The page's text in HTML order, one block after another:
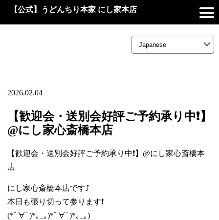
【公式】うどんちり本家 にし家本店
2026.02.04
【歓迎会・送別会好評ご予約承り中❗】
@にし家心斎橋本店
【歓迎会・送別会好評ご予約承り中❗】@にし家心斎橋本
店
にし家心斎橋本店です⤴️
本日も張り切って参ります❗
(*ﾟ∀ﾟ)*｡_｡)*ﾟ∀ﾟ)*｡_｡)